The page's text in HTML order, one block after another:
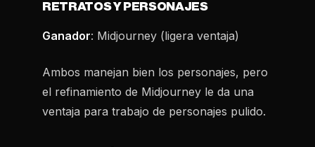
RETRATOS Y PERSONAJES
Ganador: Midjourney (ligera ventaja)
Ambos manejan bien los personajes, pero
el refinamiento de Midjourney le da una
ventaja para trabajo de personajes pulido.